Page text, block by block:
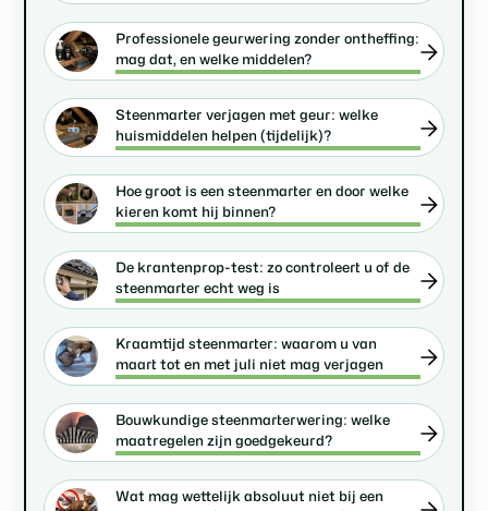
Professionele geurwering zonder ontheffing:
mag dat, en welke middelen?
Steenmarter verjagen met geur: welke
huismiddelen helpen (tijdelijk)?
Hoe groot is een steenmarter en door welke
kieren komt hij binnen?
De krantenprop-test: zo controleert u of de
steenmarter echt weg is
Kraamtijd steenmarter: waarom u van
maart tot en met juli niet mag verjagen
Bouwkundige steenmarterwering: welke
maatregelen zijn goedgekeurd?
Wat mag wettelijk absoluut niet bij een